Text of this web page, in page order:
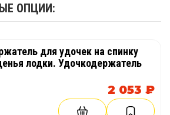
ОПЦИИ:
для удочек на спинку
лодки. Удочкодержатель
2 053 ₽